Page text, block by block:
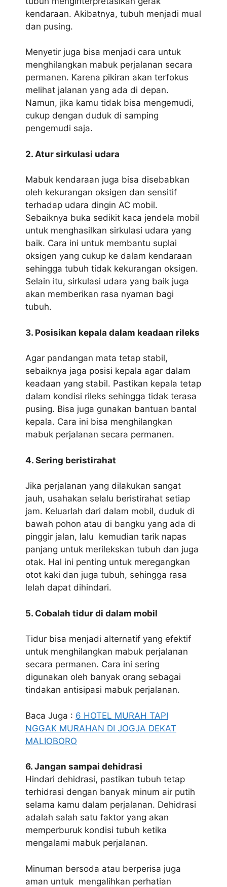
kendaraan. Akibatnya, tubuh menjadi mual
dan pusing.
Menyetir juga bisa menjadi cara untuk
menghilangkan mabuk perjalanan secara
permanen. Karena pikiran akan terfokus
melihat jalanan yang ada di depan.
Namun, jika kamu tidak bisa mengemudi,
cukup dengan duduk di samping
pengemudi saja.
2. Atur sirkulasi udara
Mabuk kendaraan juga bisa disebabkan
oleh kekurangan oksigen dan sensitif
terhadap udara dingin AC mobil.
Sebaiknya buka sedikit kaca jendela mobil
untuk menghasilkan sirkulasi udara yang
baik. Cara ini untuk membantu suplai
oksigen yang cukup ke dalam kendaraan
sehingga tubuh tidak kekurangan oksigen.
Selain itu, sirkulasi udara yang baik juga
akan memberikan rasa nyaman bagi
tubuh.
3. Posisikan kepala dalam keadaan rileks
Agar pandangan mata tetap stabil,
sebaiknya jaga posisi kepala agar dalam
keadaan yang stabil. Pastikan kepala tetap
dalam kondisi rileks sehingga tidak terasa
pusing. Bisa juga gunakan bantuan bantal
kepala. Cara ini bisa menghilangkan
mabuk perjalanan secara permanen.
4. Sering beristirahat
Jika perjalanan yang dilakukan sangat
jauh, usahakan selalu beristirahat setiap
jam. Keluarlah dari dalam mobil, duduk di
bawah pohon atau di bangku yang ada di
pinggir jalan, lalu kemudian tarik napas
panjang untuk merilekskan tubuh dan juga
otak. Hal ini penting untuk meregangkan
otot kaki dan juga tubuh, sehingga rasa
lelah dapat dihindari.
5. Cobalah tidur di dalam mobil
Tidur bisa menjadi alternatif yang efektif
untuk menghilangkan mabuk perjalanan
secara permanen. Cara ini sering
digunakan oleh banyak orang sebagai
tindakan antisipasi mabuk perjalanan.
Baca Juga : 6 HOTEL MURAH TAPI
NGGAK MURAHAN DI JOGJA DEKAT
MALIOBORO
6. Jangan sampai dehidrasi
Hindari dehidrasi, pastikan tubuh tetap
terhidrasi dengan banyak minum air putih
selama kamu dalam perjalanan. Dehidrasi
adalah salah satu faktor yang akan
memperburuk kondisi tubuh ketika
mengalami mabuk perjalanan.
Minuman bersoda atau berperisa juga
aman untuk mengalihkan perhatian